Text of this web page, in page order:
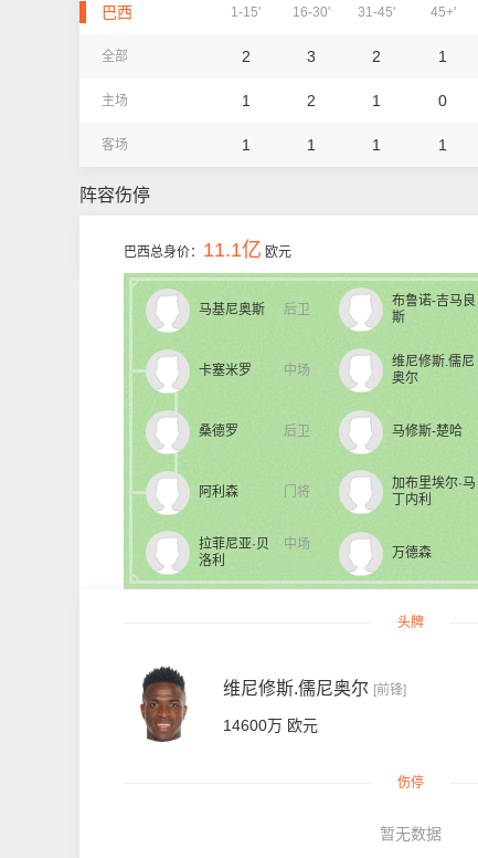
巴西 1-15' 16-30' 31-45' 45+'
全部 2 3 2 1
主场 1 2 1 0
客场 1 1 1 1
阵容伤停
巴西总身价： 11.1亿 欧元
后卫
马基尼奥斯
中场
卡塞米罗
后卫
桑德罗
门将
阿利森
中场
拉菲尼亚·贝
洛利
布鲁诺-吉马良
斯
维尼修斯.儒尼
奥尔
马修斯-楚哈
加布里埃尔·马
丁内利
万德森
头牌
维尼修斯.儒尼奥尔 [前锋]
14600万 欧元
伤停
暂无数据